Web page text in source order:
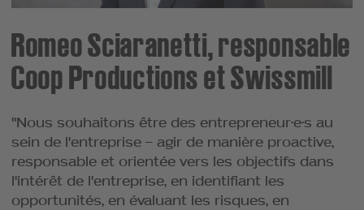
Romeo Sciaranetti, responsable
Coop Productions et Swissmill
"Nous souhaitons être des entrepreneur·e·s au
sein de l'entreprise – agir de manière proactive,
responsable et orientée vers les objectifs dans
l'intérêt de l'entreprise, en identifiant les
opportunités, en évaluant les risques, en